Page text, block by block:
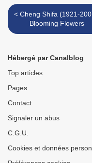
< Cheng Shifa (1921-2007),
Blooming Flowers
Hébergé par Canalblog
Top articles
Pages
Contact
Signaler un abus
C.G.U.
Cookies et données